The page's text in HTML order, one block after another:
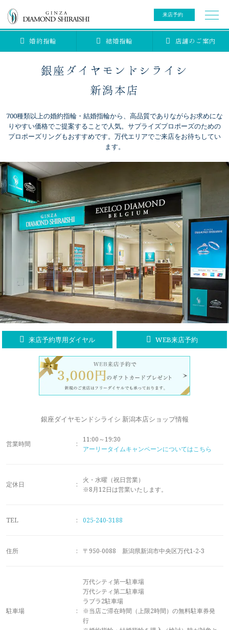
来店予約
婚約指輪 結婚指輪 店舗のご案内
0078-6000-5222
ブライダルリング
結婚指輪
セットリング
エタニティリング
クローズアップ
プロポーズアイテム
ブライダルアイテム
ティアラ
アニバーサリージュエリー
ベビージュエリー
ラブレタージュエリー
アニバーサリージュエリー
セットリングコレクション
ダイヤモンドの品質
ダイヤモンド仕入れのこだわり
指輪の品質・特徴
シライシについて
ブランドコンセプト
お客様への想い
ブライダルリングへの想い
パイオニアの想い
シークレットストーン
レーザー刻印サービス
ナノジュエリーコート
永久保証サービス
セミ・フルオーダー
ニュース・フェア
店舗のご案内
銀座ダイヤモンドシライシ
新潟本店
700種類以上の婚約指輪・結婚指輪から、高品質でありながらお求めにな
りやすい価格でご提案することで人気。サプライズプロポーズのための
プロポーズリングもおすすめです。万代エリアでご来店をお待ちしてい
ます。
来店予約専用ダイヤル WEB来店予約
銀座ダイヤモンドシライシ 新潟本店ショップ情報
営業時間 :
11:00～19:30
アーリータイムキャンペーンについてはこちら
定休日 :
火・水曜（祝日営業）
※8月12日は営業いたします。
TEL : 025-240-3188
住所 : 〒950-0088 新潟県新潟市中央区万代1-2-3
駐車場 :
万代シティ第一駐車場
万代シティ第二駐車場
ラブラ2駐車場
※当店ご滞在時間（上限2時間）の無料駐車券発
行